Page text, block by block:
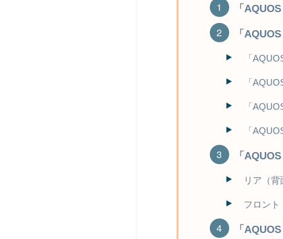
「
「
「
「
「
「
「
リア（
フロント
「